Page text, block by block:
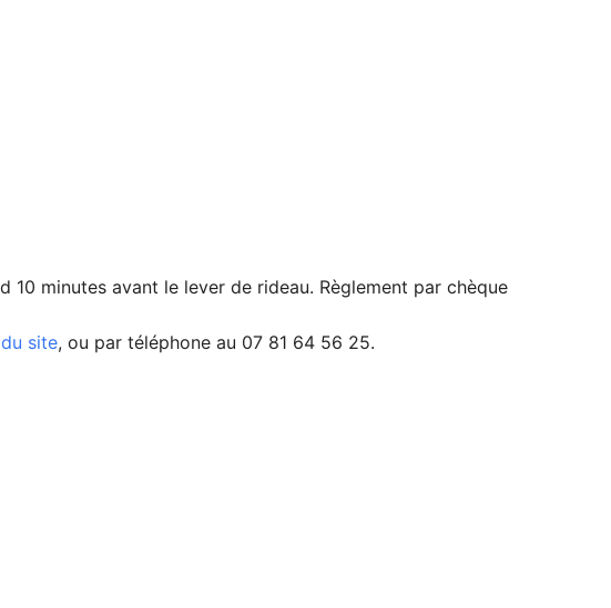
minutes avant le lever de rideau. Règlement par chèque
site, ou par téléphone au 07 81 64 56 25.